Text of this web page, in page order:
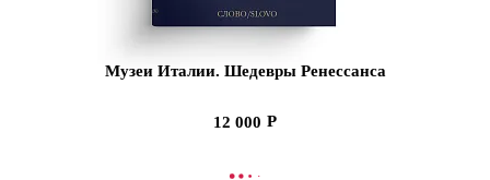
Музеи Италии. Шедевры Ренессанса
12 000
В КОРЗИНУ